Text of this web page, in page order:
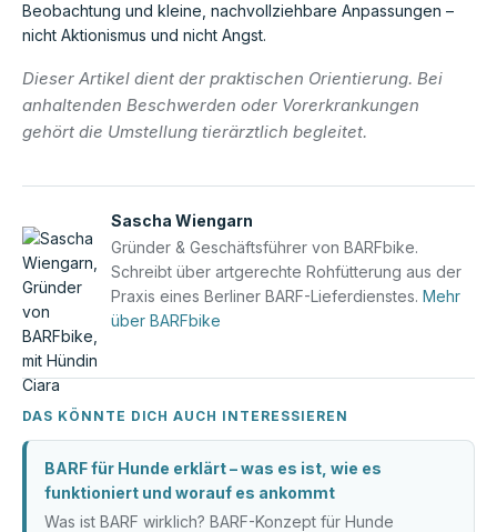
Beobachtung und kleine, nachvollziehbare Anpassungen –
nicht Aktionismus und nicht Angst.
Dieser Artikel dient der praktischen Orientierung. Bei
anhaltenden Beschwerden oder Vorerkrankungen
gehört die Umstellung tierärztlich begleitet.
Sascha Wiengarn
Gründer & Geschäftsführer von BARFbike.
Schreibt über artgerechte Rohfütterung aus der
Praxis eines Berliner BARF-Lieferdienstes. Mehr
über BARFbike
DAS KÖNNTE DICH AUCH INTERESSIEREN
BARF für Hunde erklärt – was es ist, wie es
funktioniert und worauf es ankommt
Was ist BARF wirklich? BARF-Konzept für Hunde